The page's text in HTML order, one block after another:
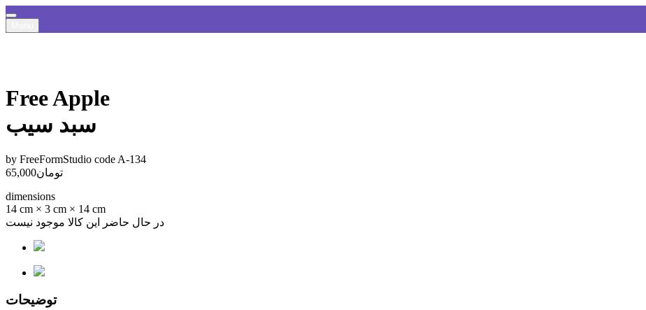
Free Apple
سبد سیب
by FreeFormStudio code A-134
65,000تومان
dimensions
14 cm × 3 cm × 14 cm
در حال حاضر این کالا موجود نیست
توضیحات